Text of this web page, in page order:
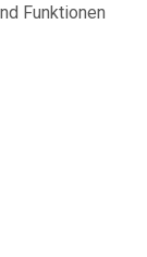
Funktionen